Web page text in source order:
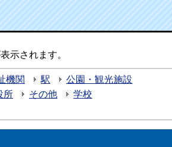
示されます。
機関 駅
公園・観光施設
所 その他
学校